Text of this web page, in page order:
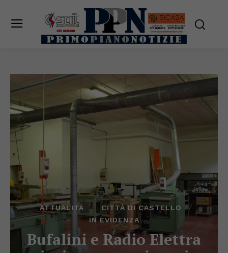
ATTUALITÀ
CITTÀ DI CASTELLO
IN EVIDENZA
Bufalini e Radio Elettra